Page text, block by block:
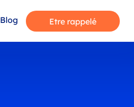
Blog Etre rappelé